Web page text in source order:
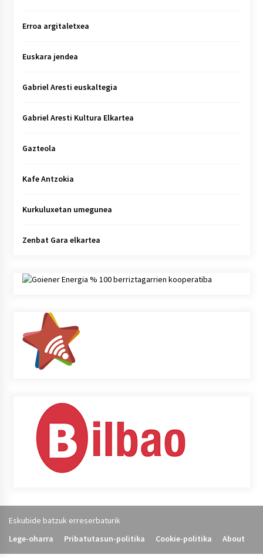
Erroa argitaletxea
Euskara jendea
Gabriel Aresti euskaltegia
Gabriel Aresti Kultura Elkartea
Gazteola
Kafe Antzokia
Kurkuluxetan umegunea
Zenbat Gara elkartea
Eskubide batzuk erreserbaturik
Lege-oharra
Pribatutasun-politika Cookie-politika About